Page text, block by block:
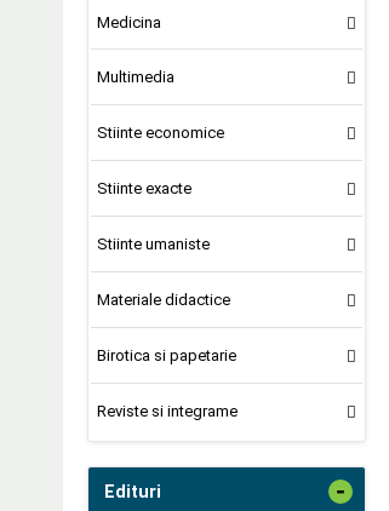
Medicina
Multimedia
Stiinte economice
Stiinte exacte
Stiinte umaniste
Materiale didactice
Birotica si papetarie
Reviste si integrame
Edituri -